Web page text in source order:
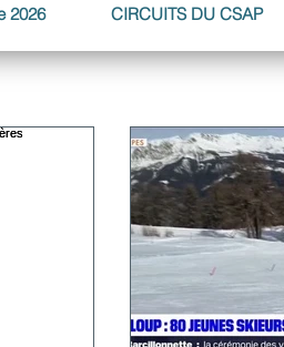
2026 CIRCUITS DU CSAP